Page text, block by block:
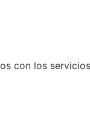
con los